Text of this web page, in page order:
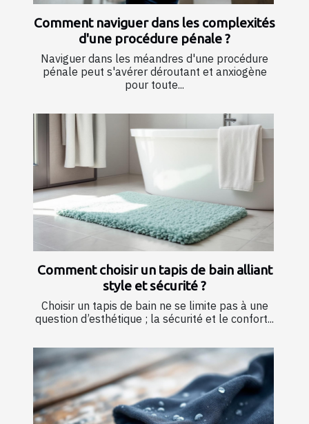
Comment naviguer dans les complexités
d'une procédure pénale ?
Naviguer dans les méandres d'une procédure
pénale peut s'avérer déroutant et anxiogène
pour toute...
Comment choisir un tapis de bain alliant
style et sécurité ?
Choisir un tapis de bain ne se limite pas à une
question d’esthétique ; la sécurité et le confort...